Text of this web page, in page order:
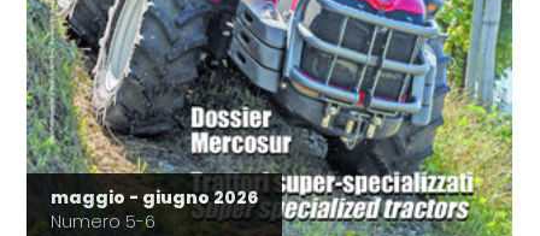
maggio - giugno 2026
Numero 5-6